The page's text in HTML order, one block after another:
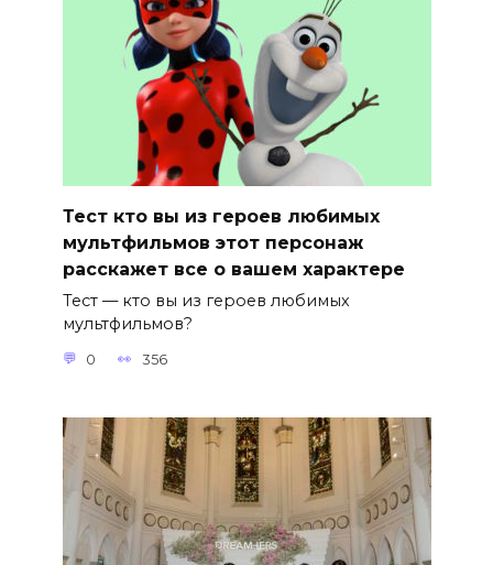
Тест кто вы из героев любимых
мультфильмов этот персонаж
расскажет все о вашем характере
Тест — кто вы из героев любимых
мультфильмов?
0 356